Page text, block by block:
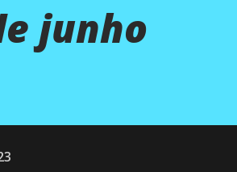
junho